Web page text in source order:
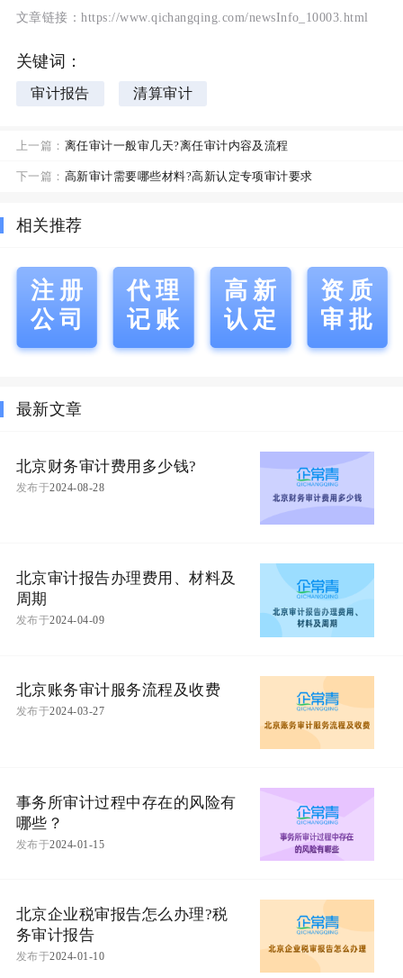
文章链接：https://www.qichangqing.com/newsInfo_10003.html
关键词：
审计报告 清算审计
上一篇： 离任审计一般审几天?离任审计内容及流程
下一篇： 高新审计需要哪些材料?高新认定专项审计要求
相关推荐
注册
公司
代理
记账
高新
认定
资质
审批
最新文章
北京财务审计费用多少钱?
发布于2024-08-28
北京审计报告办理费用、材料及
周期
发布于2024-04-09
北京账务审计服务流程及收费
发布于2024-03-27
事务所审计过程中存在的风险有
哪些？
发布于2024-01-15
北京企业税审报告怎么办理?税
务审计报告
发布于2024-01-10